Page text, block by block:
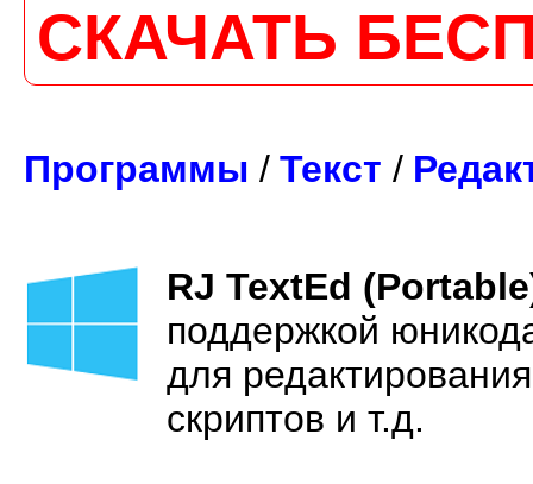
СКАЧАТЬ
Программы / Текст /
RJ TextEd
поддержкой
для
скриптов и т.д.